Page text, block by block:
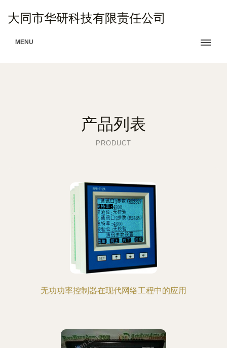
大同市华研科技有限责任公司
MENU
产品列表
PRODUCT
无功功率控制器在现代网络工程中的应用